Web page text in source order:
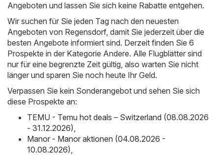
Angeboten und lassen Sie sich keine Rabatte entgehen.
Wir suchen für Sie jeden Tag nach den neuesten
Angeboten von Regensdorf, damit Sie jederzeit über die
besten Angebote informiert sind. Derzeit finden Sie 6
Prospekte in der Kategorie Andere. Alle Flugblätter sind
nur für eine begrenzte Zeit gültig, also warten Sie nicht
länger und sparen Sie noch heute Ihr Geld.
Verpassen Sie kein Sonderangebot und sehen Sie sich
diese Prospekte an:
TEMU - Temu hot deals – Switzerland (08.08.2026
- 31.12.2026),
Manor - Manor aktionen (04.08.2026 -
10.08.2026),